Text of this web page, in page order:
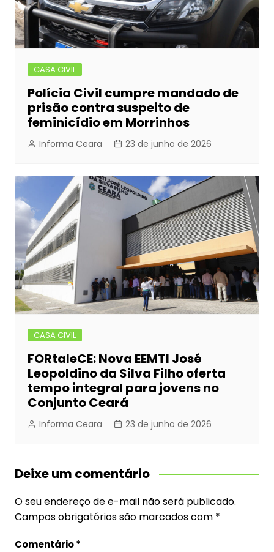
CASA CIVIL
Polícia Civil cumpre mandado de
prisão contra suspeito de
feminicídio em Morrinhos
Informa Ceara 23 de junho de 2026
CASA CIVIL
FORtaleCE: Nova EEMTI José
Leopoldino da Silva Filho oferta
tempo integral para jovens no
Conjunto Ceará
Informa Ceara 23 de junho de 2026
Deixe um comentário
O seu endereço de e-mail não será publicado.
Campos obrigatórios são marcados com *
Comentário*